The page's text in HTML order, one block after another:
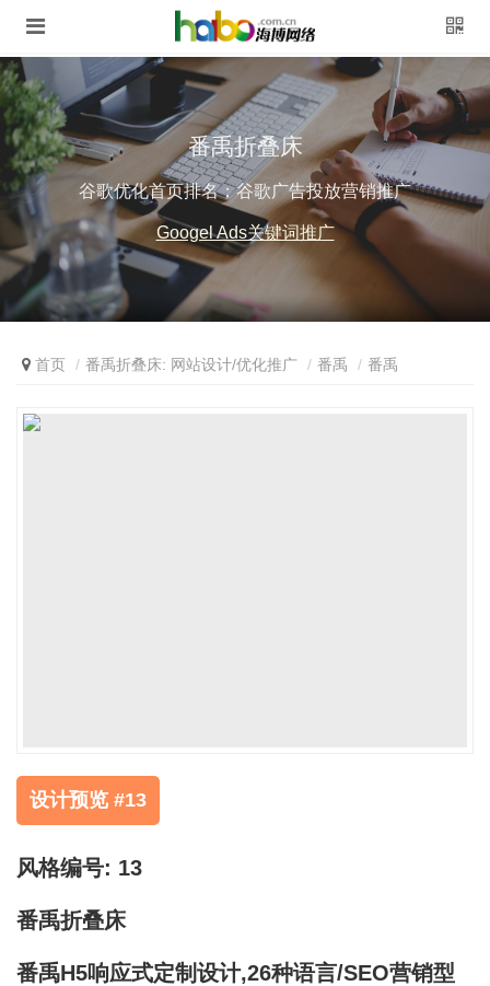
番禹折叠床
谷歌优化首页排名；谷歌广告投放营销推广
Googel Ads关键词推广
首页 番禹折叠床: 网站设计/优化推广 番禹 番禹
设计预览 #13
风格编号: 13
番禹折叠床
番禹H5响应式定制设计,26种语言/SEO营销型